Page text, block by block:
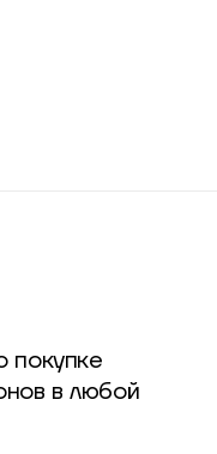
покупке
в любой